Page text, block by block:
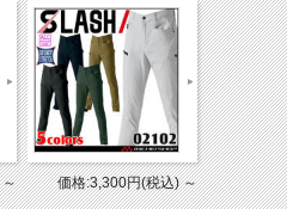
～ 価格:3,300円(税込)～